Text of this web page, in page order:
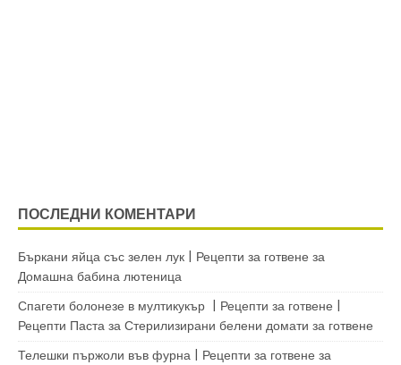
ПОСЛЕДНИ КОМЕНТАРИ
Бъркани яйца със зелен лук | Рецепти за готвене за
Домашна бабина лютеница
Спагети болонезе в мултикукър | Рецепти за готвене |
Рецепти Паста за Стерилизирани белени домати за готвене
Телешки пържоли във фурна | Рецепти за готвене за